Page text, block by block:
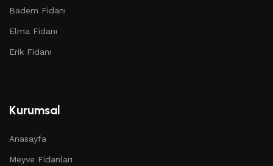
Badem Fidanı
Elma Fidanı
Erik Fidanı
Kurumsal
Anasayfa
Meyve Fidanları